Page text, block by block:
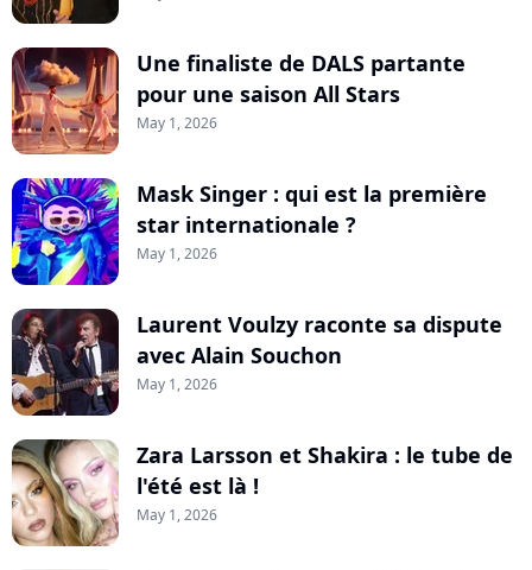
Une finaliste de DALS partante
pour une saison All Stars
May 1, 2026
Mask Singer : qui est la première
star internationale ?
May 1, 2026
Laurent Voulzy raconte sa dispute
avec Alain Souchon
May 1, 2026
Zara Larsson et Shakira : le tube de
l'été est là !
May 1, 2026